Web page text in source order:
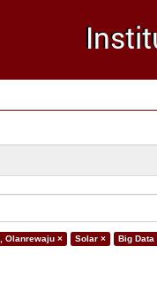
Olanrewaju × Solar × Big Data